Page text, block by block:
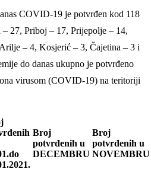
COVID-19 je potvrđen kod 118
27, Priboj – 17, Prijepolje – 14,
– 4, Kosjerić – 3, Čajetina – 3 i
do danas ukupno je potvrđeno
virusom (COVID-19) na teritoriji
Broj
potvrđenih u
DECEMBRU
Broj
potvrđenih u
NOVEMBRU